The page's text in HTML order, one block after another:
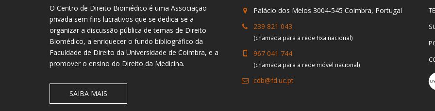
O Centro de Direito Biomédico é uma Associação
privada sem fins lucrativos que se dedica-se a
organizar a discussão pública de temas de Direito
Biomédico, a enriquecer o fundo bibliográfico da
Faculdade de Direito da Universidade de Coimbra, e a
promover o ensino do Direito da Medicina.
SAIBA MAIS
Palácio dos Melos 3004-545 Coimbra, Portugal
239 821 043
(chamada para a rede fixa nacional)
967 041 744
(chamada para a rede móvel nacional)
cdb@fd.uc.pt